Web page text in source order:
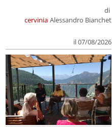
cervinia
di
Alessandro Bianchet
il 07/08/2026